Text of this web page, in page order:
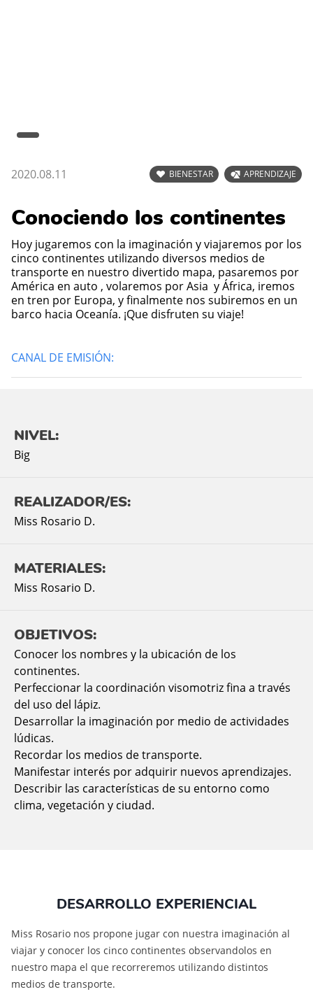
2020.08.11 BIENESTAR APRENDIZAJE
Conociendo los continentes
Hoy jugaremos con la imaginación y viajaremos por los
cinco continentes utilizando diversos medios de
transporte en nuestro divertido mapa, pasaremos por
América en auto , volaremos por Asia y África, iremos
en tren por Europa, y finalmente nos subiremos en un
barco hacia Oceanía. ¡Que disfruten su viaje!
CANAL DE EMISIÓN:
NIVEL:
Big
REALIZADOR/ES:
Miss Rosario D.
MATERIALES:
Miss Rosario D.
OBJETIVOS:
Conocer los nombres y la ubicación de los
continentes.
Perfeccionar la coordinación visomotriz fina a través
del uso del lápiz.
Desarrollar la imaginación por medio de actividades
lúdicas.
Recordar los medios de transporte.
Manifestar interés por adquirir nuevos aprendizajes.
Describir las características de su entorno como
clima, vegetación y ciudad.
DESARROLLO EXPERIENCIAL
Miss Rosario nos propone jugar con nuestra imaginación al
viajar y conocer los cinco continentes observandolos en
nuestro mapa el que recorreremos utilizando distintos
medios de transporte.